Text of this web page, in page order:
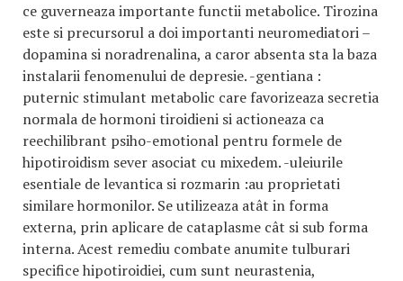
ce guverneaza importante functii metabolice. Tirozina
este si precursorul a doi importanti neuromediatori –
dopamina si noradrenalina, a caror absenta sta la baza
instalarii fenomenului de depresie. -gentiana :
puternic stimulant metabolic care favorizeaza secretia
normala de hormoni tiroidieni si actioneaza ca
reechilibrant psiho-emotional pentru formele de
hipotiroidism sever asociat cu mixedem. -uleiurile
esentiale de levantica si rozmarin :au proprietati
similare hormonilor. Se utilizeaza atât in forma
externa, prin aplicare de cataplasme cât si sub forma
interna. Acest remediu combate anumite tulburari
specifice hipotiroidiei, cum sunt neurastenia,